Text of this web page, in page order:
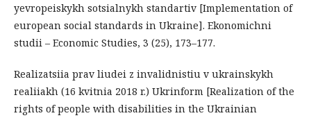
yevropeiskykh sotsialnykh standartiv [Implementation of
european social standards in Ukraine]. Ekonomichni
studii – Economic Studies, 3 (25), 173–177.
Realizatsiia prav liudei z invalidnistiu v ukrainskykh
realiiakh (16 kvitnia 2018 r.) Ukrinform [Realization of the
rights of people with disabilities in the Ukrainian